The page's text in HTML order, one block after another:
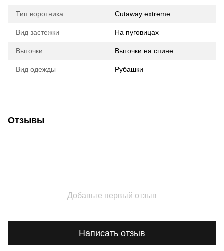
Тип воротника Cutaway extreme
Вид застежки На пуговицах
Выточки Выточки на спине
Вид одежды Рубашки
Отзывы
Добавьте первый отзыв
Написать отзыв